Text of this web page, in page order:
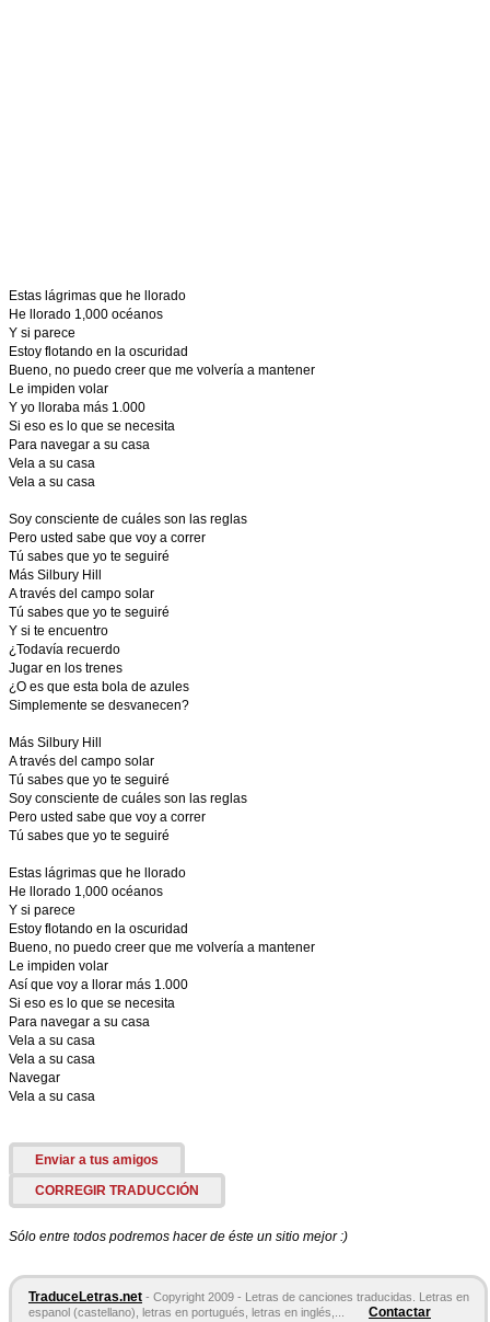
Estas lágrimas que he llorado
He llorado 1,000 océanos
Y si parece
Estoy flotando en la oscuridad
Bueno, no puedo creer que me volvería a mantener
Le impiden volar
Y yo lloraba más 1.000
Si eso es lo que se necesita
Para navegar a su casa
Vela a su casa
Vela a su casa
Soy consciente de cuáles son las reglas
Pero usted sabe que voy a correr
Tú sabes que yo te seguiré
Más Silbury Hill
A través del campo solar
Tú sabes que yo te seguiré
Y si te encuentro
¿Todavía recuerdo
Jugar en los trenes
¿O es que esta bola de azules
Simplemente se desvanecen?
Más Silbury Hill
A través del campo solar
Tú sabes que yo te seguiré
Soy consciente de cuáles son las reglas
Pero usted sabe que voy a correr
Tú sabes que yo te seguiré
Estas lágrimas que he llorado
He llorado 1,000 océanos
Y si parece
Estoy flotando en la oscuridad
Bueno, no puedo creer que me volvería a mantener
Le impiden volar
Así que voy a llorar más 1.000
Si eso es lo que se necesita
Para navegar a su casa
Vela a su casa
Vela a su casa
Navegar
Vela a su casa
Enviar a tus amigos
CORREGIR TRADUCCIÓN
Sólo entre todos podremos hacer de éste un sitio mejor :)
TraduceLetras.net - Copyright 2009 - Letras de canciones traducidas. Letras en
espanol (castellano), letras en portugués, letras en inglés,...
Contactar